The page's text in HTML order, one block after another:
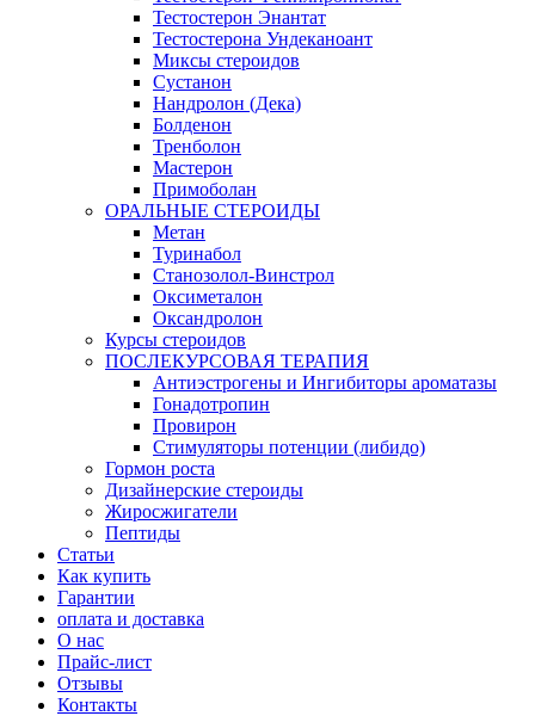
Тестостерон Энантат
Тестостерона Ундеканоант
Миксы стероидов
Сустанон
Нандролон (Дека)
Болденон
Тренболон
Мастерон
Примоболан
ОРАЛЬНЫЕ СТЕРОИДЫ
Метан
Туринабол
Станозолол-Винстрол
Оксиметалон
Оксандролон
Курсы стероидов
ПОСЛЕКУРСОВАЯ ТЕРАПИЯ
Антиэстрогены и Ингибиторы ароматазы
Гонадотропин
Провирон
Стимуляторы потенции (либидо)
Гормон роста
Дизайнерские стероиды
Жиросжигатели
Пептиды
Статьи
Как купить
Гарантии
оплата и доставка
О нас
Прайс-лист
Отзывы
Контакты